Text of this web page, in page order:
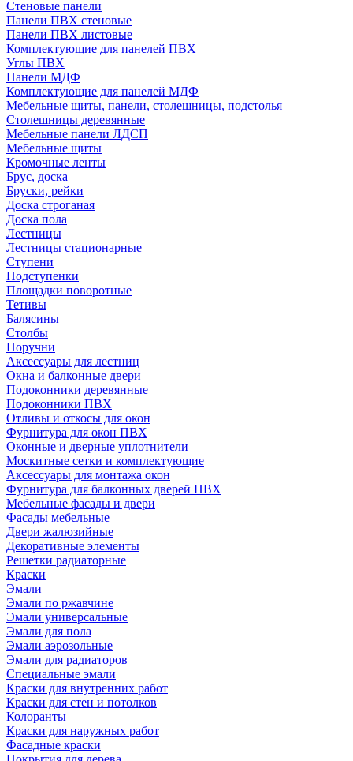
Стеновые панели
Панели ПВХ стеновые
Панели ПВХ листовые
Комплектующие для панелей ПВХ
Углы ПВХ
Панели МДФ
Комплектующие для панелей МДФ
Мебельные щиты, панели, столешницы, подстолья
Столешницы деревянные
Мебельные панели ЛДСП
Мебельные щиты
Кромочные ленты
Брус, доска
Бруски, рейки
Доска строганая
Доска пола
Лестницы
Лестницы стационарные
Ступени
Подступенки
Площадки поворотные
Тетивы
Балясины
Столбы
Поручни
Аксессуары для лестниц
Окна и балконные двери
Подоконники деревянные
Подоконники ПВХ
Отливы и откосы для окон
Фурнитура для окон ПВХ
Оконные и дверные уплотнители
Москитные сетки и комплектующие
Аксессуары для монтажа окон
Фурнитура для балконных дверей ПВХ
Мебельные фасады и двери
Фасады мебельные
Двери жалюзийные
Декоративные элементы
Решетки радиаторные
Краски
Эмали
Эмали по ржавчине
Эмали универсальные
Эмали для пола
Эмали аэрозольные
Эмали для радиаторов
Специальные эмали
Краски для внутренних работ
Краски для стен и потолков
Колоранты
Краски для наружных работ
Фасадные краски